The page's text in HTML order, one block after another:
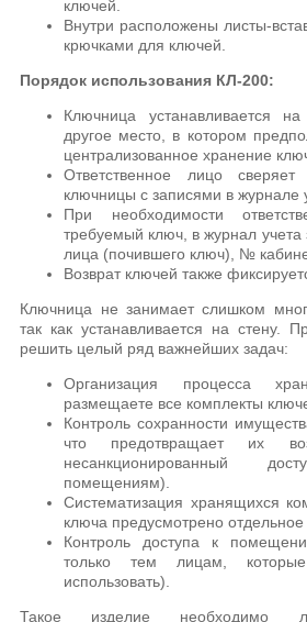
ключей.
Внутри расположены листы-
крючками для ключей.
Порядок использования КЛ-200:
Ключница устанавливается
другое место, в котором
централизованное хранение
Ответственное лицо
ключницы с записями в журнале
При необходимости
требуемый ключ, в журнал
лица (почившего ключ), №
Возврат ключей также
Ключница не занимает слишком
так как устанавливается на стену.
решить целый ряд важнейших задач:
Организация процесса
размещаете все комплекты
Контроль сохранности
что предотвращает их
несанкционированный
помещениям).
Систематизация хранящихся
ключа предусмотрено отдельное
Контроль доступа к
только тем лицам,
использовать).
Такое изделие необходимо